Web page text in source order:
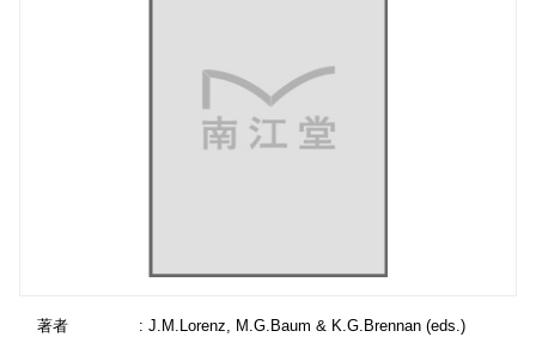
著者
: J.M.Lorenz, M.G.Baum & K.G.Brennan (eds.)